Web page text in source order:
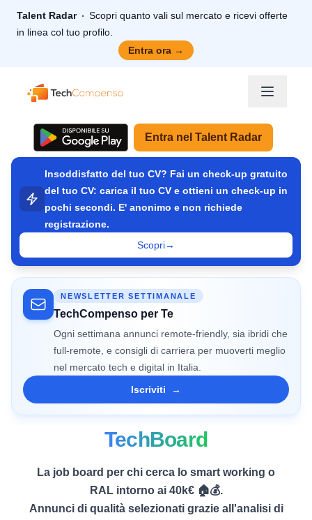
Talent Radar
Scopri quanto vali sul mercato e ricevi offerte
in linea col tuo profilo.
Entra ora →
TechCompenso
Entra nel Talent Radar
Insoddisfatto del tuo CV? Fai un check-up gratuito
del tuo CV: carica il tuo CV e ottieni un check-up in
pochi secondi. E' anonimo e non richiede
registrazione.
Scopri→
NEWSLETTER SETTIMANALE
TechCompenso per Te
Ogni settimana annunci remote-friendly, sia ibridi che
full-remote, e consigli di carriera per muoverti meglio
nel mercato tech e digital in Italia.
Iscriviti
→
TechBoard
La job board per chi cerca lo smart working o
RAL intorno ai 40k€ 🏠💰.
Annunci di qualità selezionati grazie all'analisi di